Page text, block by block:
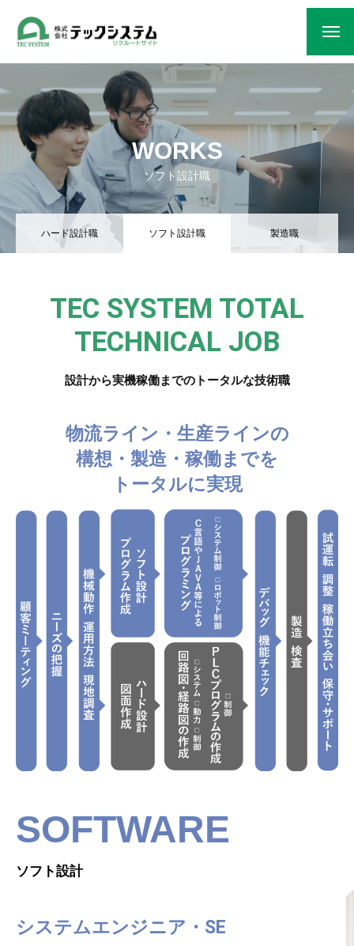
HOME
BUSINESS ＆ VISION
CAREER ＆ JOB
COMPANY
WORKS
ソフト設計職
ハード設計職 ソフト設計職 製造職
TEC SYSTEM TOTAL
TECHNICAL JOB
設計から実機稼働までのトータルな技術職
物流ライン・生産ラインの
構想・製造・稼働までを
トータルに実現
SOFTWARE
ソフト設計
システムエンジニア・SE